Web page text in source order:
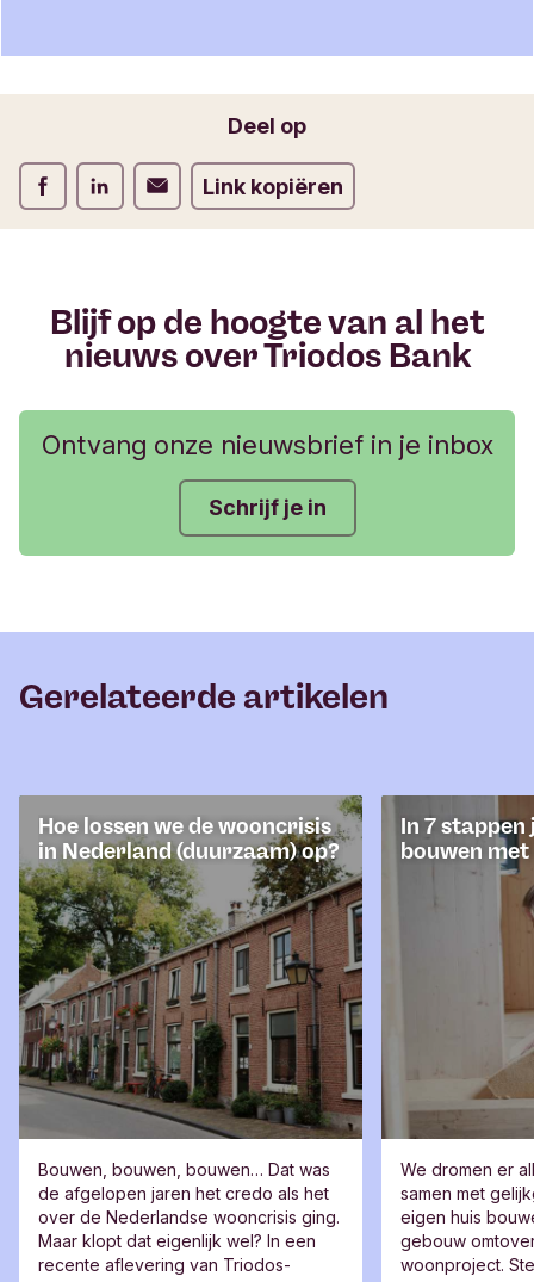
e
m
u
l
Deel op
Deel op Facebook
Deel op LinkedInDeel op Verstuur per email
Link kopiëren
Blijf op de hoogte van al het
nieuws over Triodos Bank
Ontvang onze nieuwsbrief in je inbox
Schrijf je in
Gerelateerde artikelen
Hoe lossen we de wooncrisis
in Nederland (duurzaam) op?
Bouwen, bouwen, bouwen… Dat was
de afgelopen jaren het credo als het
over de Nederlandse wooncrisis ging.
Maar klopt dat eigenlijk wel? In een
recente aflevering van Triodos-
In 7 stappen
bouwen met
We dromen er
samen met
eigen huis
gebouw
woonproject.